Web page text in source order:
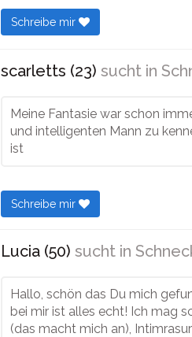
Schreibe mir
scarletts (23) sucht in
Meine Fantasie war schon
und intelligenten Mann zu
ist
Schreibe mir
Lucia (50) sucht in
Hallo, schön das Du mich
bei mir ist alles echt! Ich mag
(das macht mich an),